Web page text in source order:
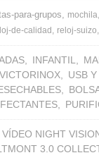
para-grupos mochila
de-calidad reloj-suizo
INFANTIL
VICTORINOX USB
NIGHT
3.0